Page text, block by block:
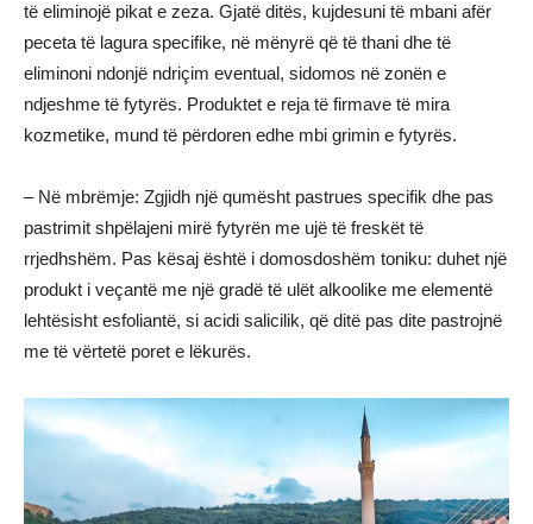
të eliminojë pikat e zeza. Gjatë ditës, kujdesuni të mbani afër
peceta të lagura specifike, në mënyrë që të thani dhe të
eliminoni ndonjë ndriçim eventual, sidomos në zonën e
ndjeshme të fytyrës. Produktet e reja të firmave të mira
kozmetike, mund të përdoren edhe mbi grimin e fytyrës.
– Në mbrëmje: Zgjidh një qumësht pastrues specifik dhe pas
pastrimit shpëlajeni mirë fytyrën me ujë të freskët të
rrjedhshëm. Pas kësaj është i domosdoshëm toniku: duhet një
produkt i veçantë me një gradë të ulët alkoolike me elementë
lehtësisht esfoliantë, si acidi salicilik, që ditë pas dite pastrojnë
me të vërtetë poret e lëkurës.